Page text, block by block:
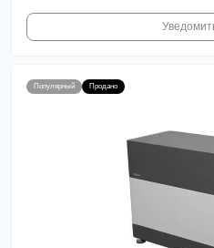
Популярный Продано